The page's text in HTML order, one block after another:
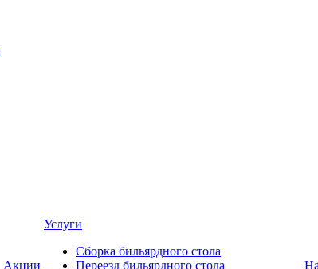
Акции
Услуги
Сборка бильярдного стола
Переезд бильярдного стола